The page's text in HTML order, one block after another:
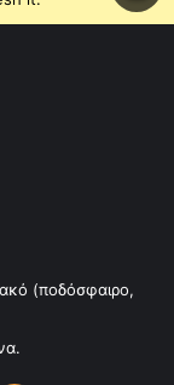
(ποδόσφαιρο,